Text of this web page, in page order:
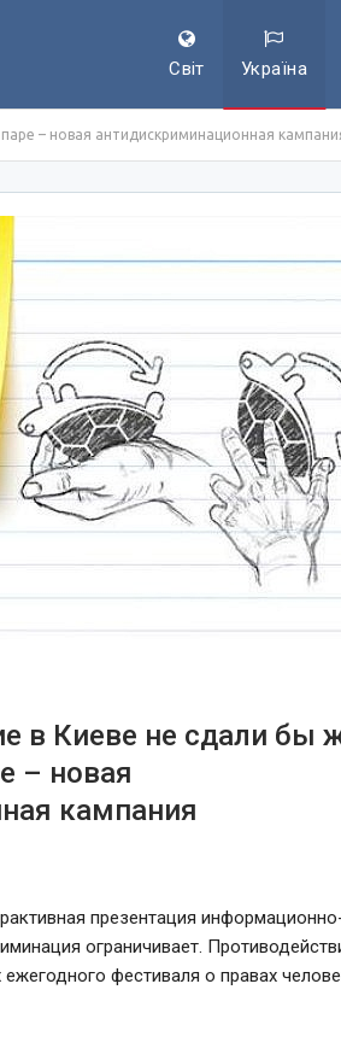
Світ Україна
– новая антидискриминационная
в Киеве не сдали бы
– новая
кампания
презентация
ограничивает.
фестиваля о правах